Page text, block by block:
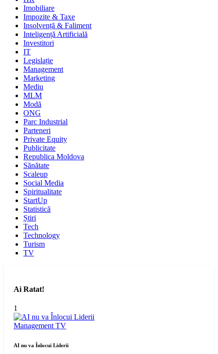
Imobiliare
Impozite & Taxe
Insolvență & Faliment
Inteligență Artificială
Investitori
IT
Legislație
Management
Marketing
Mediu
MLM
Modă
ONG
Parc Industrial
Parteneri
Private Equity
Publicitate
Republica Moldova
Sănătate
Scaleup
Social Media
Spiritualitate
StartUp
Statistică
Știri
Tech
Technology
Turism
TV
Ai Ratat!
1
Management TV
AI nu va Înlocui Liderii